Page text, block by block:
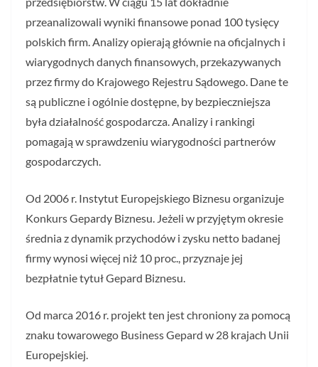
przeanalizowali wyniki finansowe ponad 100 tysięcy
polskich firm. Analizy opierają głównie na oficjalnych i
wiarygodnych danych finansowych, przekazywanych
przez firmy do Krajowego Rejestru Sądowego. Dane te
są publiczne i ogólnie dostępne, by bezpieczniejsza
była działalność gospodarcza. Analizy i rankingi
pomagają w sprawdzeniu wiarygodności partnerów
gospodarczych.
Od 2006 r. Instytut Europejskiego Biznesu organizuje
Konkurs Gepardy Biznesu. Jeżeli w przyjętym okresie
średnia z dynamik przychodów i zysku netto badanej
firmy wynosi więcej niż 10 proc., przyznaje jej
bezpłatnie tytuł Gepard Biznesu.
Od marca 2016 r. projekt ten jest chroniony za pomocą
znaku towarowego Business Gepard w 28 krajach Unii
Europejskiej.